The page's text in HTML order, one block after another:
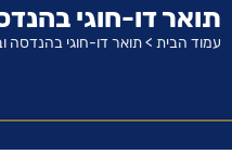
תואר דו-חוגי
עמוד הבית >תואר דו-חוגי בהנדסה